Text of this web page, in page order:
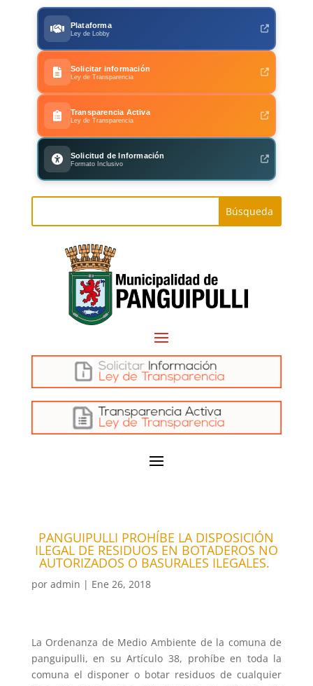
Plataforma
Ley de Lobby
Solicitar información
Ley de Transparencia
Transparencia Activa
Ley de Transparencia
Solicitud de Información
Formato Inclusivo
PANGUIPULLI PROHÍBE LA DISPOSICIÓN
ILEGAL DE RESIDUOS EN BOTADEROS NO
AUTORIZADOS O BASURALES ILEGALES.
por admin | Ene 26, 2018
La Ordenanza de Medio Ambiente de la comuna de
panguipulli, en su Artículo 38, prohíbe en toda la
comuna el disponer o botar residuos de cualquier